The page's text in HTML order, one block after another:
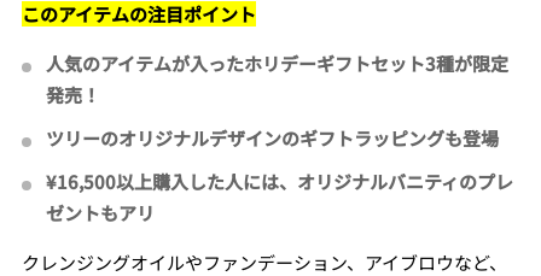
このアイテムの注目ポイント
人気のアイテムが入ったホリデーギフトセット3種が限定
発売！
ツリーのオリジナルデザインのギフトラッピングも登場
¥16,500以上購入した人には、オリジナルバニティのプレ
ゼントもアリ
クレンジングオイルやファンデーション、アイブロウなど、